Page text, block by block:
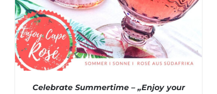
Celebrate Summertime – „Enjoy your